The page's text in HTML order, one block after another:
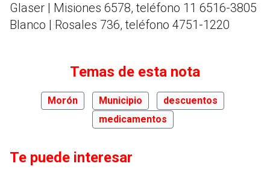
Glaser | Misiones 6578, teléfono 11 6516-3805
Blanco | Rosales 736, teléfono 4751-1220
Temas de esta nota
Morón Municipio
descuentos
medicamentos
Te puede interesar